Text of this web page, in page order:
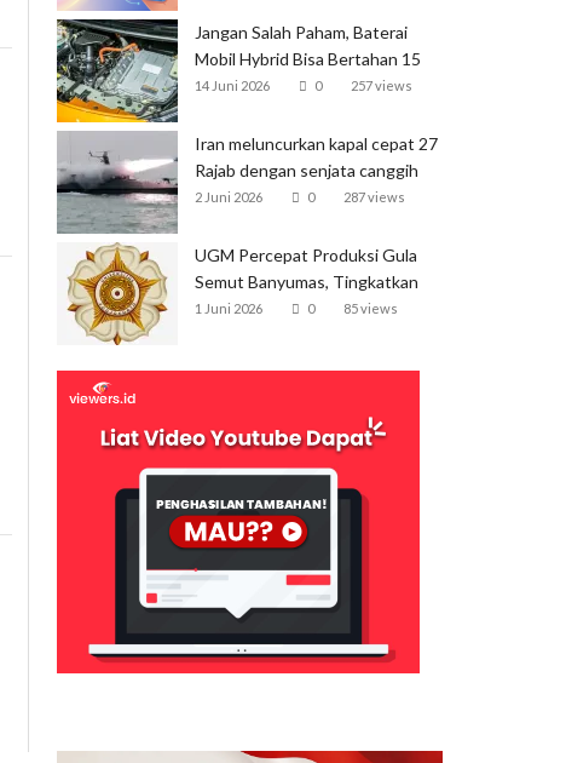
Jangan Salah Paham, Baterai
Mobil Hybrid Bisa Bertahan 15
Tahun
14 Juni 2026 0 257 views
Iran meluncurkan kapal cepat 27
Rajab dengan senjata canggih
dan kecepatan tinggi
2 Juni 2026 0 287 views
UGM Percepat Produksi Gula
Semut Banyumas, Tingkatkan
Ekspor
1 Juni 2026 0 85 views